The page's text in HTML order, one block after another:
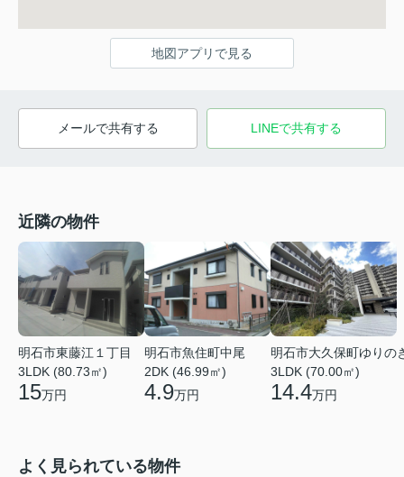
地図アプリで見る
メールで共有する LINEで共有する
近隣の物件
明石市東藤江１丁目
3LDK (80.73㎡)
15万円
明石市魚住町中尾
2DK (46.99㎡)
4.9万円
明石市大久保町ゆりの
3LDK (70.00㎡)
14.4万円
よく見られている物件